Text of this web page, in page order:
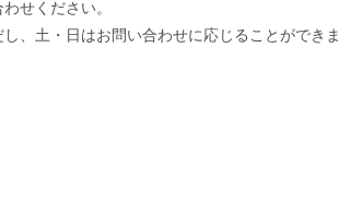
せください。
、土・日はお問い合わせに応じることができま